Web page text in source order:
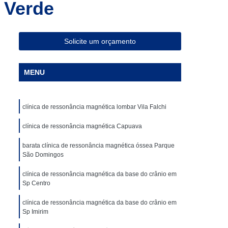
de Abdômen
Especialista em Ressonância Magnética
Clínica para Angiotomografia
Clínica para Realizar Tomografia
Total com Contraste
Clínica para Tomografia de Articulações
Clínica Particular para Fazer Tomografia
Clínica de Exames de Imagem
para Exame de Tomografia do Tórax
Tomografia Abdominal
Solicite um orçamento
MENU
clínica de ressonância magnética lombar Vila Falchi
clínica de ressonância magnética Capuava
barata clínica de ressonância magnética óssea Parque
São Domingos
clínica de ressonância magnética da base do crânio em
Sp Centro
clínica de ressonância magnética da base do crânio em
Sp Imirim